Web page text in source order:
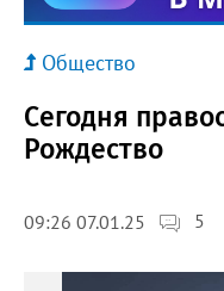
Общество
Сегодня
Рождество
09:26 07.01.25 5